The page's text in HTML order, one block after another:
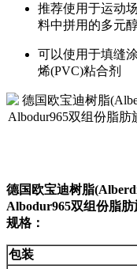
推荐使用于运动
料中拼用的多元
可以使用于填缝
烯
德国欧宝迪树脂
Albodur965双组份脂
规格：
包装